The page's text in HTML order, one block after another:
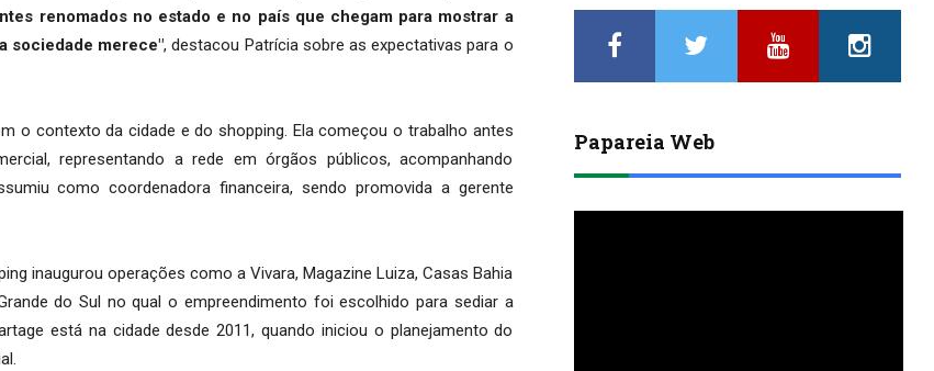
renomados no estado e no país que chegam para mostrar a
sociedade merece", destacou Patrícia sobre as expectativas para o
o contexto da cidade e do shopping. Ela começou o trabalho antes
representando a rede em órgãos públicos, acompanhando
como coordenadora financeira, sendo promovida a gerente
inaugurou operações como a Vivara, Magazine Luiza, Casas Bahia
do Sul no qual o empreendimento foi escolhido para sediar a
está na cidade desde 2011, quando iniciou o planejamento do
Papareia Web